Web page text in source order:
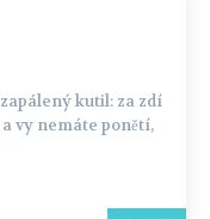
kutil: za zdí
vy nemáte ponětí,